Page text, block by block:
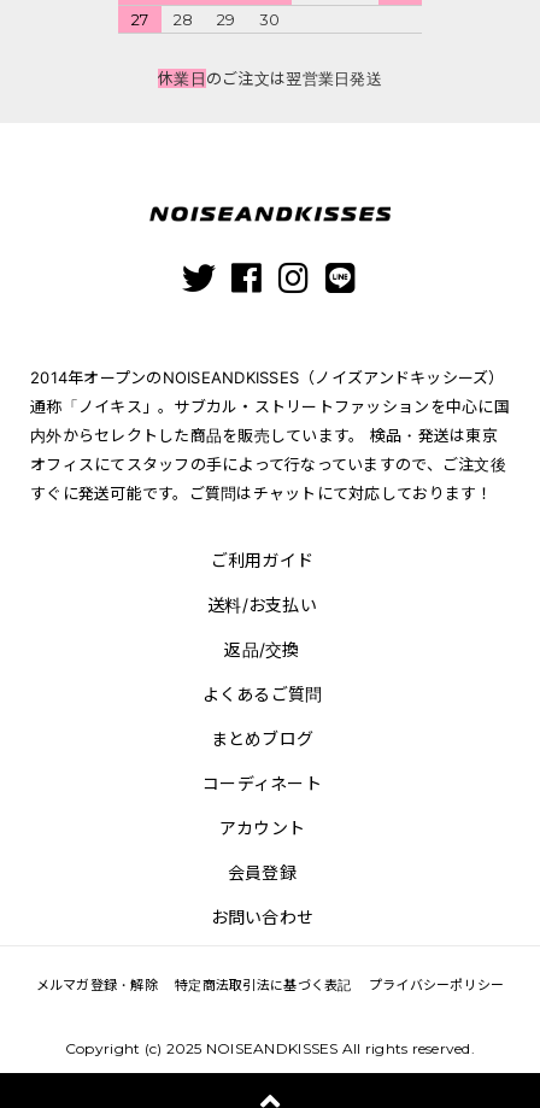
27
28 29 30
休業日のご注文は翌営業日発送
2014年オープンのNOISEANDKISSES（ノイズアンドキッシーズ）
通称「ノイキス」。サブカル・ストリートファッションを中心に国
内外からセレクトした商品を販売しています。 検品・発送は東京
オフィスにてスタッフの手によって行なっていますので、ご注文後
すぐに発送可能です。ご質問はチャットにて対応しております！
ご利用ガイド
送料/お支払い
返品/交換
よくあるご質問
まとめブログ
コーディネート
アカウント
会員登録
お問い合わせ
メルマガ登録・解除 特定商法取引法に基づく表記 プライバシーポリシー
Copyright (c) 2025 NOISEANDKISSES All rights reserved.